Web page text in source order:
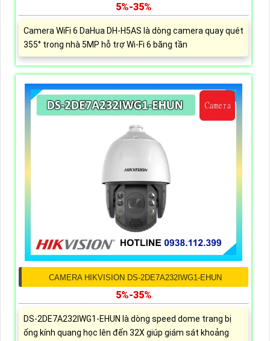
5%-35%
Camera WiFi 6 DaHua DH-H5AS là dòng camera quay quét
355° trong nhà 5MP hỗ trợ Wi-Fi 6 băng tần
CAMERA HIKVISION DS-2DE7A232IWG1-EHUN
5%-35%
DS-2DE7A232IWG1-EHUN là dòng speed dome trang bị
ống kính quang học lên đến 32X giúp giám sát khoảng